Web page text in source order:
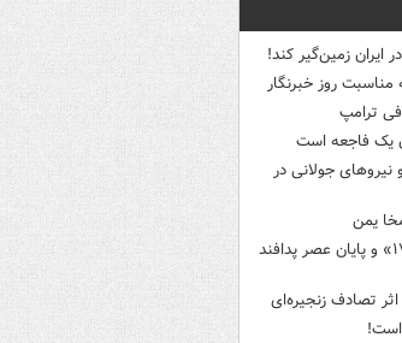
ایران زمین‌گیر کند!
مناسبت روز خبرنگار
ترامپ
یک فاجعه است
جولانی در
یمن
استقرار انبوه «دی‌اف‑۱۷» و پایان عصر پدافند
است!